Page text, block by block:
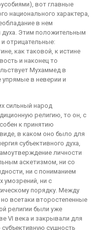
вот главные
национального характера,
в нем
духа. Этим положительным
отрицательные:
как таковой, к истине
и наконец то
Мухаммед в
в неверии и
сильный народ
религию, то он, с
к принятию
в каком оно было для
субъективного духа,
личности
аскетизмом, ни со
ни с пониманием
умозрений, ни с
порядку. Между
всетаки второстепенные
религии были уже
VI века и закрывали для
сущность